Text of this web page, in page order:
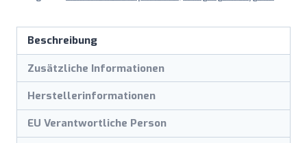
Beschreibung
Zusätzliche Informationen
Herstellerinformationen
EU Verantwortliche Person